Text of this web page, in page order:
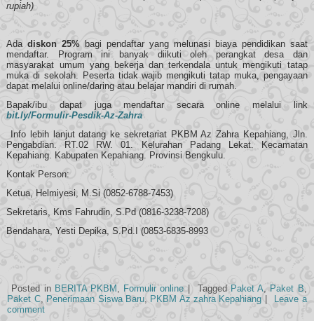
rupiah)
Adadiskon 25% bagi pendaftar yang melunasi biaya pendidikan saat
mendaftar. Program ini banyak diikuti oleh perangkat desa dan
masyarakat umum yang bekerja dan terkendala untuk mengikuti tatap
muka di sekolah. Peserta tidak wajib mengikuti tatap muka, pengayaan
dapat melalui online/daring atau belajar mandiri di rumah.
Bapak/ibu dapat juga mendaftar secara online melalui link
bit.ly/Formulir-Pesdik-Az-Zahra
Info lebih lanjut datang ke sekretariat PKBM Az Zahra Kepahiang, Jln.
Pengabdian. RT.02 RW. 01. Kelurahan Padang Lekat. Kecamatan
Kepahiang. Kabupaten Kepahiang. Provinsi Bengkulu.
Kontak Person:
Ketua, Helmiyesi, M.Si (0852-6788-7453)
Sekretaris, Kms Fahrudin, S.Pd (0816-3238-7208)
Bendahara, Yesti Depika, S.Pd.I (0853-6835-8993
Posted in BERITA PKBM Formulir online | Tagged Paket A Paket B
Paket C, Penerimaan Siswa Baru, PKBM Az zahra Kepahiang |
Leave a
comment